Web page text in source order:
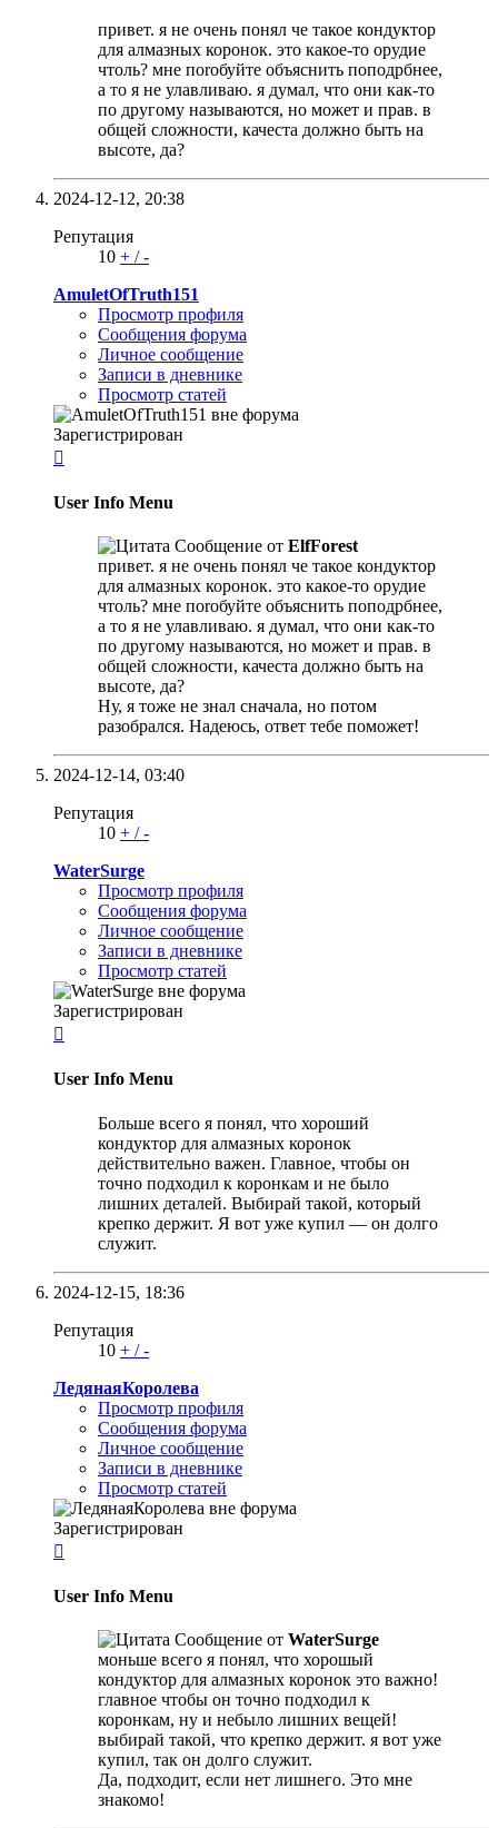
привет. я не очень понял че такое кондуктор
для алмазных коронок. это какое-то орудие
чтоль? мне поrобуйте объяснить поподрбнее,
а то я не улавливаю. я думал, что они как-то
по другому называются, но может и прав. в
общей сложности, качеста должно быть на
высоте, да?
2024-12-12, 20:38
Репутация
10 + /-
AmuletOfTruth151
Просмотр профиля
Сообщения форума
Личное сообщение
Записи в дневнике
Просмотр статей
Зарегистрирован

User Info Menu
Сообщение от ElfForest
привет. я не очень понял че такое кондуктор
для алмазных коронок. это какое-то орудие
чтоль? мне поrобуйте объяснить поподрбнее,
а то я не улавливаю. я думал, что они как-то
по другому называются, но может и прав. в
общей сложности, качеста должно быть на
высоте, да?
Ну, я тоже не знал сначала, но потом
разобрался. Надеюсь, ответ тебе поможет!
2024-12-14, 03:40
Репутация
10 + /-
WaterSurge
Просмотр профиля
Сообщения форума
Личное сообщение
Записи в дневнике
Просмотр статей
Зарегистрирован

User Info Menu
Больше всего я понял, что хороший
кондуктор для алмазных коронок
действительно важен. Главное, чтобы он
точно подходил к коронкам и не было
лишних деталей. Выбирай такой, который
крепко держит. Я вот уже купил — он долго
служит.
2024-12-15, 18:36
Репутация
10 + /-
ЛедянаяКоролева
Просмотр профиля
Сообщения форума
Личное сообщение
Записи в дневнике
Просмотр статей
Зарегистрирован

User Info Menu
Сообщение от WaterSurge
моньше всего я понял, что хорошый
кондуктор для алмазных коронок это важно!
главное чтобы он точно подходил к
коронкам, ну и небыло лишних вещей!
выбирай такой, что крепко держит. я вот уже
купил, так он долго служит.
Да, подходит, если нет лишнего. Это мне
знакомо!